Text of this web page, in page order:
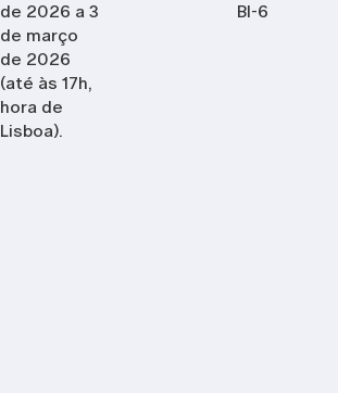
de 2026 a 3
de março
de 2026
(até às 17h,
hora de
Lisboa).
BI-6